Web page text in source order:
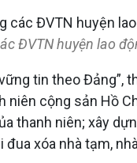
ĐVTN huyện lao
tin theo
niên cộng sản Hồ
thanh niên; xây
xóa nhà tạm,